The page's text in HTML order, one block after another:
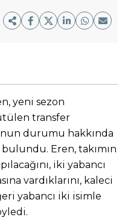
yeni sezon
transfer
durumu hakkında
Eren, takımın
iki yabancı
vardıklarını, kaleci
yabancı iki isimle